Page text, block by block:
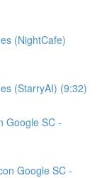
(NightCafe)
(StarryAI) (9:32)
Google SC -
Google SC -